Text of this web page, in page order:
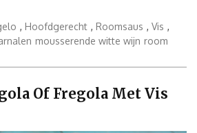
, Hoofdgerecht , Roomsaus , Vis ,
mousserende witte wijn room
Of Fregola Met Vis